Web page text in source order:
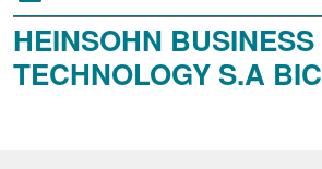
HEINSOHN BUSINESS
TECHNOLOGY S.A BIC